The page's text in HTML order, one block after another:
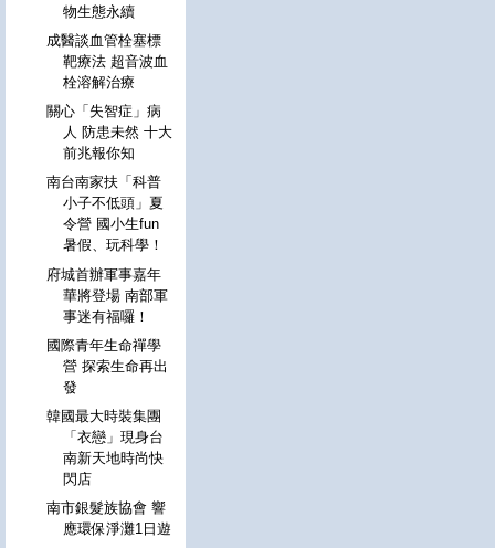
物生態永續
成醫談血管栓塞標
靶療法 超音波血
栓溶解治療
關心「失智症」病
人 防患未然 十大
前兆報你知
南台南家扶「科普
小子不低頭」夏
令營 國小生fun
暑假、玩科學！
府城首辦軍事嘉年
華將登場 南部軍
事迷有福囉！
國際青年生命禪學
營 探索生命再出
發
韓國最大時裝集團
「衣戀」現身台
南新天地時尚快
閃店
南市銀髮族協會 響
應環保淨灘1日遊